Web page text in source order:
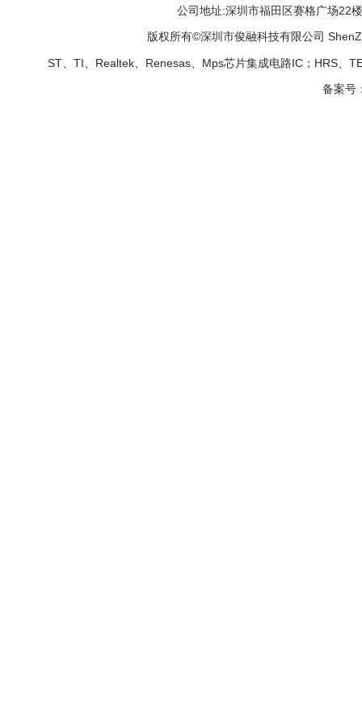
公司地址:深圳市福田区赛格广场22
版权所有©深圳市俊融科技有限公司
ST、TI、Realtek、Renesas、Mps芯片集成电路IC；HRS、
备案号